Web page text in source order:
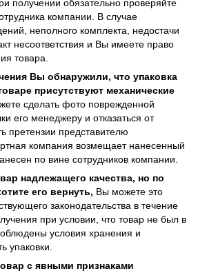
получении обязательно проверяйте
компании. В случае
неполного комплекта, недостачи
несоответствия и Вы имеете право
товара.
Вы обнаружили, что упаковка
присутствуют механические
сделать фото поврежденной
его менеджеру и отказаться от
претензии представителю
компания возмещает нанесенный
по вине сотрудников компании.
надлежащего качества, но по
его вернуть, Вы можете это
законодательства в течение
при условии, что товар не был в
условия хранения и
упаковки.
с явными признаками